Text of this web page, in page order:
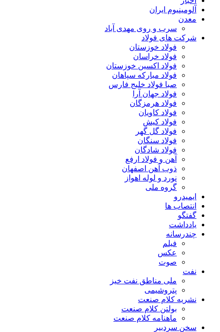
آلومینیوم ایران
معدن
سرب و روی مهدی آباد
شرکت های فولاد
فولاد خوزستان
فولاد خراسان
فولاد اکسین خوزستان
فولاد مبارکه سپاهان
صبا فولاد خلیج فارس
فولاد جهان آرا
فولاد هرمزگان
فولاد کاویان
فولاد کیش
فولاد گل گهر
فولاد سنگان
فولاد شادگان
آهن و فولاد ارفع
ذوب آهن اصفهان
نورد و لوله اهواز
گروه ملی
ایمیدرو
انتصاب ها
گفتگو
یادداشت
چندرسانه
فیلم
عکس
صوت
نفت
ملی مناطق نفت خیز
پتروشیمی
نشریه کلام صنعت
بولتن کلام صنعت
ماهنامه کلام صنعت
سخن سردبیر